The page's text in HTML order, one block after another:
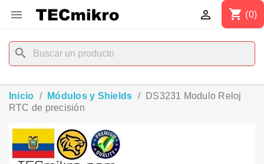
 shopping_cart (0)

search
Inicio Módulos y Shields
DS3231 Modulo Reloj
RTC de precisión